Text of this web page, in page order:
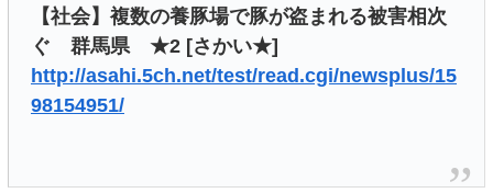
【社会】複数の養豚場で豚が盗まれる被害相次
ぐ 群馬県 ★2 [さかい★]
http://asahi.5ch.net/test/read.cgi/newsplus/15
98154951/